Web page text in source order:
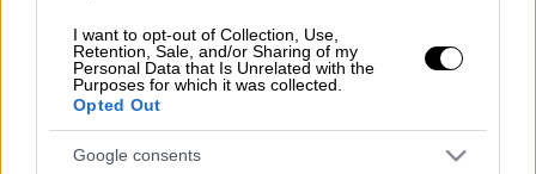
I want to opt-out of Collection, Use,
Retention, Sale, and/or Sharing of my
Personal Data that Is Unrelated with the
Purposes for which it was collected.
Opted Out
Google consents
ευρώ το μήνα σε επιδόματα για εργασίες στο
Ευρωκοινοβούλιο στις Βρυξέλλες και το
Στρασβούργο.
Δείτε το σχετικό ρεπορτάζ του OPEN TV